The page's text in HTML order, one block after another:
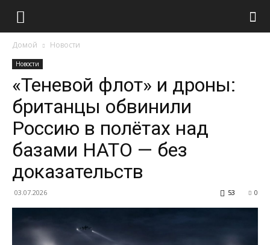
Домой Новости
Новости
«Теневой флот» и дроны:
британцы обвинили
Россию в полётах над
базами НАТО — без
доказательств
03.07.2026 0
53